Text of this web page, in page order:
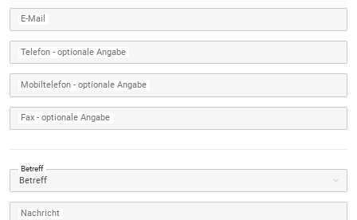
E-Mail
Telefon - optionale Angabe
Mobiltelefon - optionale Angabe
Fax - optionale Angabe
Betreff
Nachricht